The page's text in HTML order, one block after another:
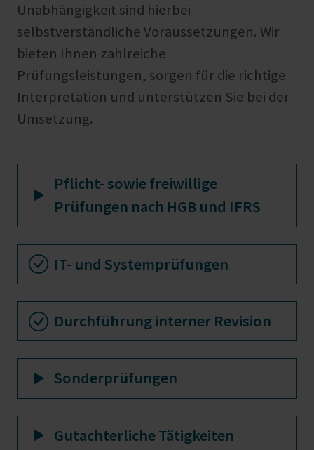
Unabhängigkeit sind hierbei
selbstverständliche Voraussetzungen. Wir
bieten Ihnen zahlreiche
Prüfungsleistungen, sorgen für die richtige
Interpretation und unterstützen Sie bei der
Umsetzung.
Pflicht- sowie freiwillige
Prüfungen nach HGB und IFRS
IT- und Systemprüfungen
Durchführung interner Revision
Sonderprüfungen
Gutachterliche Tätigkeiten